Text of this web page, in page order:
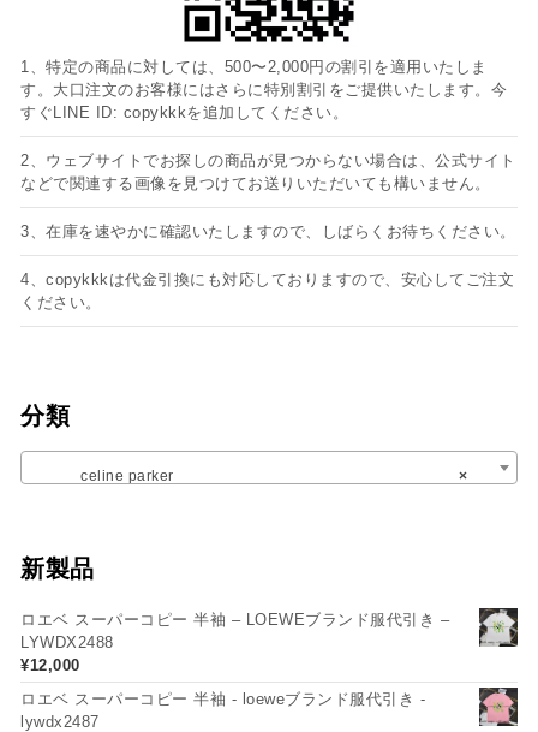
1、特定の商品に対しては、500〜2,000円の割引を適用いたしま
す。大口注文のお客様にはさらに特別割引をご提供いたします。今
すぐLINE ID: copykkkを追加してください。
2、ウェブサイトでお探しの商品が見つからない場合は、公式サイト
などで関連する画像を見つけてお送りいただいても構いません。
3、在庫を速やかに確認いたしますので、しばらくお待ちください。
4、copykkkは代金引換にも対応しておりますので、安心してご注文
ください。
分類
×
celine parker
新製品
ロエベ スーパーコピー 半袖 – LOEWEブランド服代引き –
LYWDX2488
¥12,000
ロエベ スーパーコピー 半袖 - loeweブランド服代引き -
lywdx2487